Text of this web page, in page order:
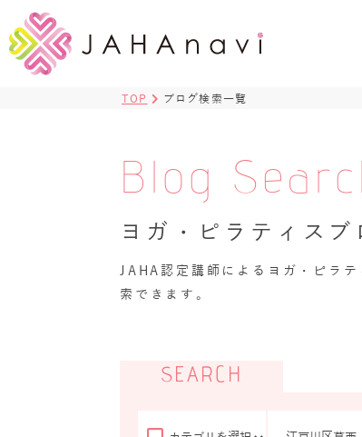
TOP ブログ検索一覧
Blog
ヨガ・ピラティスブ
JAHA認定講師によるヨガ・ピラ
索できます。
SEARCH